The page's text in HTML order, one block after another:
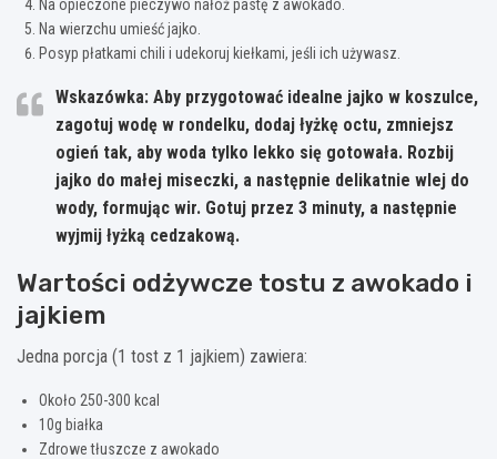
Na opieczone pieczywo nałóż pastę z awokado.
Na wierzchu umieść jajko.
Posyp płatkami chili i udekoruj kiełkami, jeśli ich używasz.
Wskazówka: Aby przygotować idealne jajko w koszulce,
zagotuj wodę w rondelku, dodaj łyżkę octu, zmniejsz
ogień tak, aby woda tylko lekko się gotowała. Rozbij
jajko do małej miseczki, a następnie delikatnie wlej do
wody, formując wir. Gotuj przez 3 minuty, a następnie
wyjmij łyżką cedzakową.
Wartości odżywcze tostu z awokado i
jajkiem
Jedna porcja (1 tost z 1 jajkiem) zawiera:
Około 250-300 kcal
10g białka
Zdrowe tłuszcze z awokado